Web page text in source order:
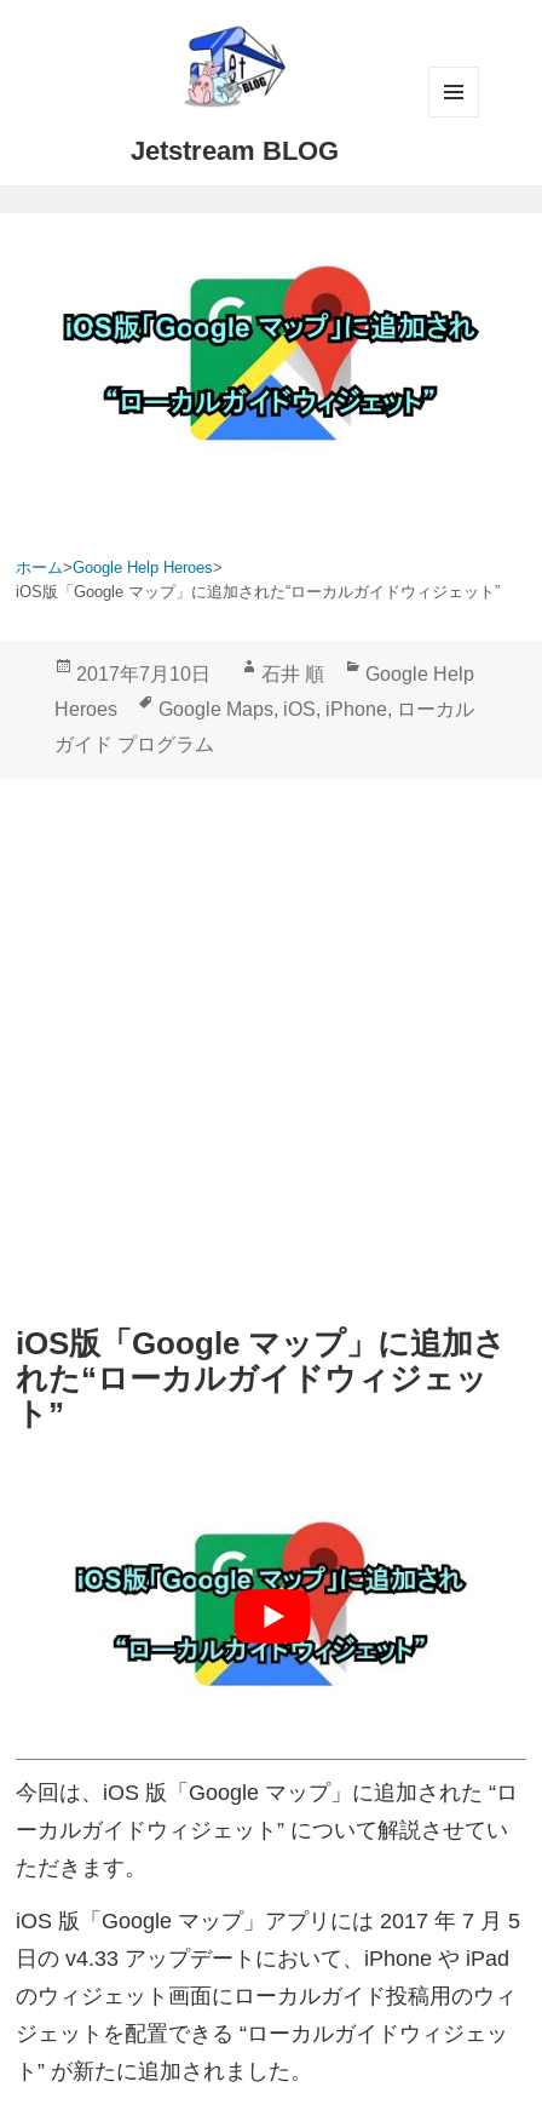
Jetstream BLOG
ホーム>Google Help Heroes>
iOS版「Google マップ」に追加された“ローカルガイドウィジェット”
投
稿
日:
2017年7月10日
作
成
石井 順
カ
テ
Google Help
Heroes
タ
グ
Google Maps, iOS, iPhone, ローカル
ガイド プログラム
iOS版「Google マップ」に追加さ
れた“ローカルガイドウィジェッ
ト”
今回は、iOS 版「Google マップ」に追加された “ロ
ーカルガイドウィジェット” について解説させてい
ただきます。
iOS 版「Google マップ」アプリには 2017 年 7 月 5
日の v4.33 アップデートにおいて、iPhone や iPad
のウィジェット画面にローカルガイド投稿用のウィ
ジェットを配置できる “ローカルガイドウィジェッ
ト” が新たに追加されました。